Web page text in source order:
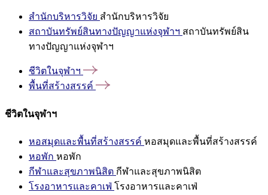
สำนักบริหารวิจัย สำนักบริหารวิจัย
สถาบันทรัพย์สินทางปัญญาแห่งจุฬาฯ สถาบันทรัพย์สิน
ทางปัญญาแห่งจุฬาฯ
ชีวิตในจุฬาฯ
พื้นที่สร้างสรรค์
ชีวิตในจุฬาฯ
หอสมุดและพื้นที่สร้างสรรค์ หอสมุดและพื้นที่สร้างสรรค์
หอพัก หอพัก
กีฬาและสุขภาพนิสิต กีฬาและสุขภาพนิสิต
โรงอาหารและคาเฟ่ โรงอาหารและคาเฟ่